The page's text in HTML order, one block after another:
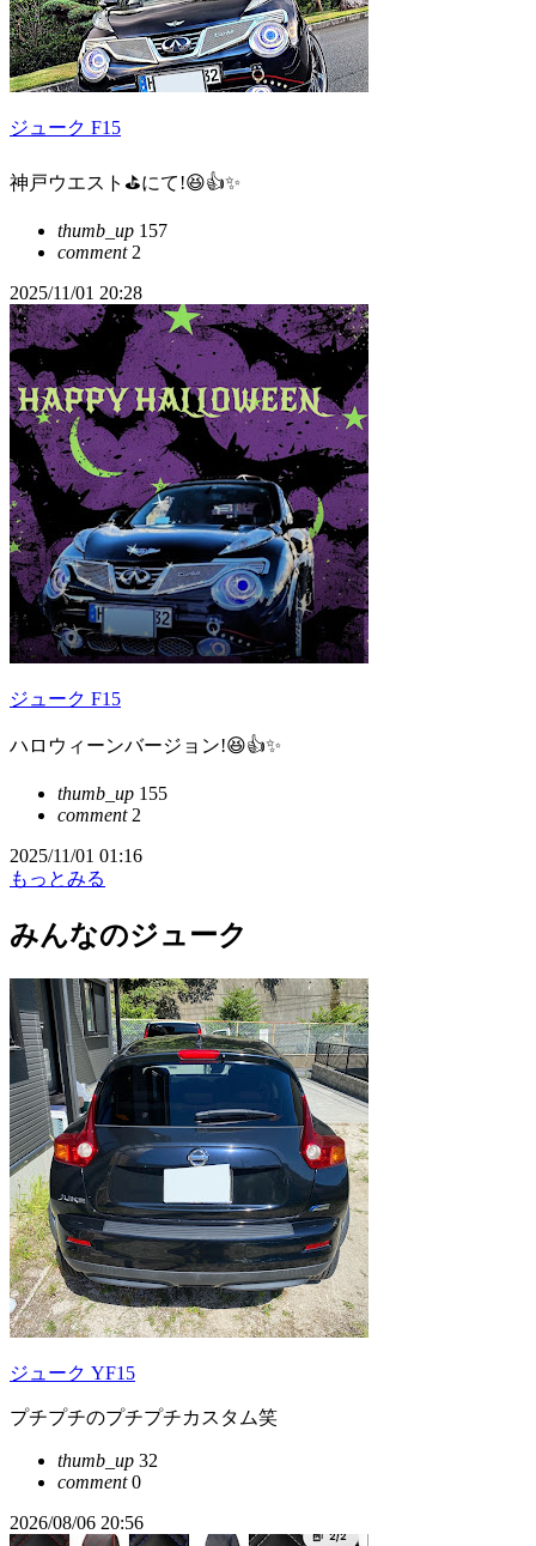
ジューク F15
神戸ウエスト⛳にて!😆👍️✨
thumb_up 157
comment2
2025/11/01 20:28
ジューク F15
ハロウィーンバージョン!😆👍️✨
thumb_up 155
comment2
2025/11/01 01:16
もっとみる
みんなのジューク
ジューク YF15
プチプチのプチプチカスタム笑
thumb_up 32
comment0
2026/08/06 20:56